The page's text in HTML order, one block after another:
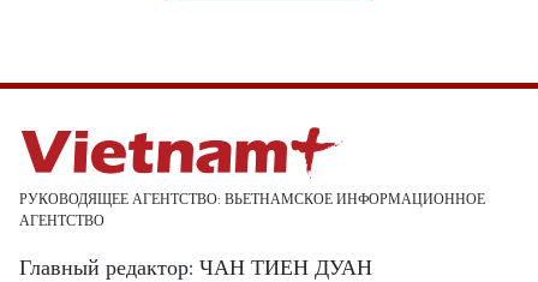
РУКОВОДЯЩЕЕ АГЕНТСТВО: ВЬЕТНАМСКОЕ ИНФОРМАЦИОННОЕ
АГЕНТСТВО
Главный редактор: ЧАН ТИЕН ДУАН